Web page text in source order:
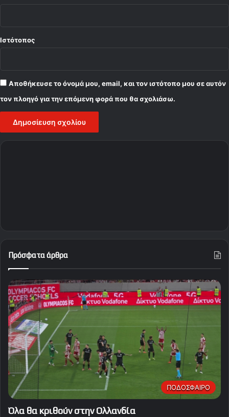
Ιστότοπος
Αποθήκευσε το όνομά μου, email, και τον ιστότοπο μου σε αυτόν
τον πλοηγό για την επόμενη φορά που θα σχολιάσω.
Πρόσφατα άρθρα
ΠΟΔΟΣΦΑΙΡΟ
Όλα θα κριθούν στην Ολλανδία